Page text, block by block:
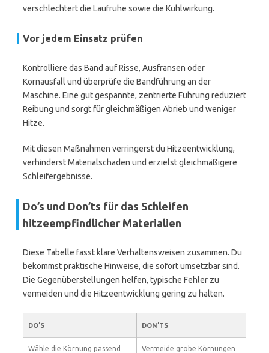
verschlechtert die Laufruhe sowie die Kühlwirkung.
Vor jedem Einsatz prüfen
Kontrolliere das Band auf Risse, Ausfransen oder
Kornausfall und überprüfe die Bandführung an der
Maschine. Eine gut gespannte, zentrierte Führung reduziert
Reibung und sorgt für gleichmäßigen Abrieb und weniger
Hitze.
Mit diesen Maßnahmen verringerst du Hitzeentwicklung,
verhinderst Materialschäden und erzielst gleichmäßigere
Schleifergebnisse.
Do’s und Don’ts für das Schleifen
hitzeempfindlicher Materialien
Diese Tabelle fasst klare Verhaltensweisen zusammen. Du
bekommst praktische Hinweise, die sofort umsetzbar sind.
Die Gegenüberstellungen helfen, typische Fehler zu
vermeiden und die Hitzeentwicklung gering zu halten.
DO’S DON’TS
Wähle die Körnung passend
Vermeide grobe Körnungen